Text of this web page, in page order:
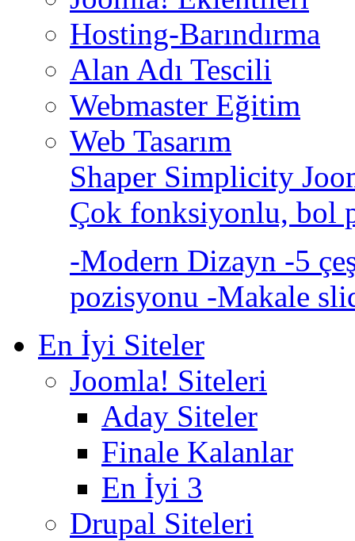
Hosting-Barındırma
Alan Adı Tescili
Webmaster Eğitim
Web Tasarım
Shaper Simplicity
Çok fonksiyonlu, bol
-Modern Dizayn -5
pozisyonu -Makale
En İyi Siteler
Joomla! Siteleri
Aday Siteler
Finale Kalanlar
En İyi 3
Drupal Siteleri